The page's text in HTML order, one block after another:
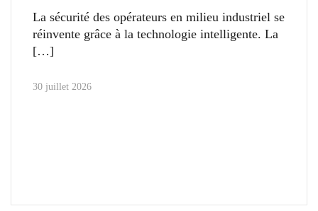
La sécurité des opérateurs en milieu industriel se
réinvente grâce à la technologie intelligente. La
30 juillet 2026